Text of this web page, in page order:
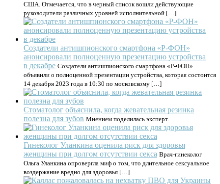
США. Отмечается, что в черный список вошли действующие
руководители различных уровней исполнительной […]
Создатели антишпионского смартфона «Р-ФОН»
анонсировали полноценную презентацию устройства
в декабре Создатели антишпионского смартфона «Р-ФОН»
объявили о полноценной презентации устройства, которая состоится
14 декабря 2023 года в 10:30 по московскому […]
Стоматолог объяснила, когда жевательная резинка
полезна для зубов Мнением поделилась эксперт.
Гинеколог Уланкина оценила риск для здоровья
женщины при долгом отсутствии секса Врач-гинеколог
Ольга Уланкина опровергла миф о том, что длительное сексуальное
воздержание вредно для здоровья […]